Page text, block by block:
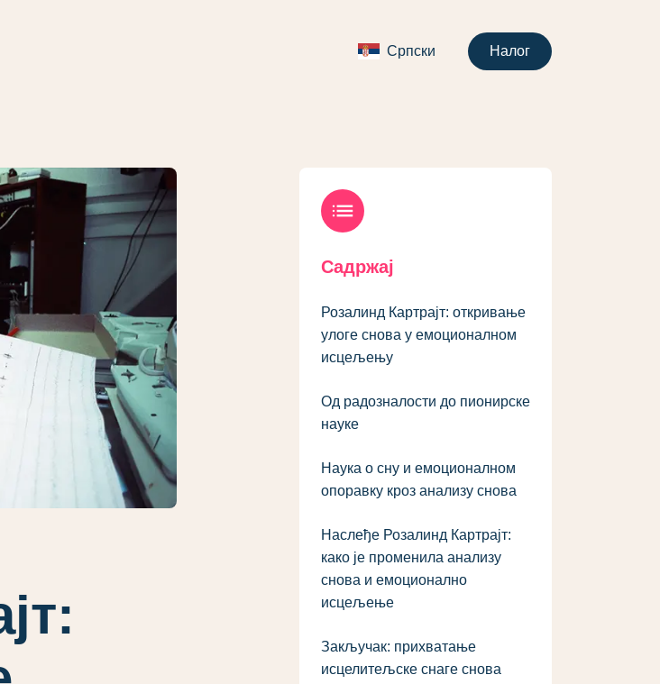
Српски Налог
list
Садржај
Розалинд Картрајт: откривање
улоге снова у емоционалном
исцељењу
Од радозналости до пионирске
науке
Наука о сну и емоционалном
опоравку кроз анализу снова
Наслеђе Розалинд Картрајт:
како је променила анализу
снова и емоционално
исцељење
Закључак: прихватање
исцелитељске снаге снова